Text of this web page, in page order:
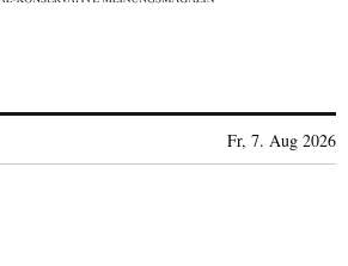
Fr, 7. Aug 2026